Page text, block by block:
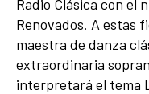
Radio Clásica con el
Renovados. A estas
maestra de danza
extraordinaria
interpretará el tema